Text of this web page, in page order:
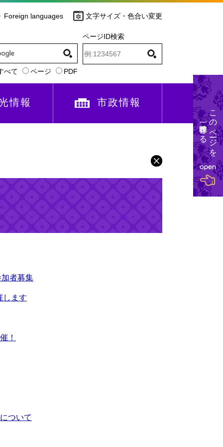
Foreign languages 文字サイズ・色合い変更
べて ページ PDF
ページID検索
情報 市政情報
者募集
します
！
ついて
このページを
一時保存する